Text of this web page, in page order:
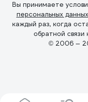
Вы принимаете
персональных данных
каждый раз, когда
обратной
© 2006 —